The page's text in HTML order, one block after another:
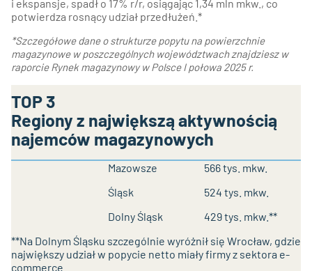
i ekspansje, spadł o 17% r/r, osiągając 1,34 mln mkw., co
potwierdza rosnący udział przedłużeń.*
*Szczegółowe dane o strukturze popytu na powierzchnie
magazynowe w poszczególnych województwach znajdziesz w
raporcie Rynek magazynowy w Polsce I połowa 2025 r.
TOP 3
Regiony z największą aktywnością
najemców magazynowych
Mazowsze
Śląsk
Dolny Śląsk
566 tys. mkw.
524 tys. mkw.
429 tys. mkw.**
**Na Dolnym Śląsku szczególnie wyróżnił się Wrocław, gdzie
największy udział w popycie netto miały firmy z sektora e-
commerce.